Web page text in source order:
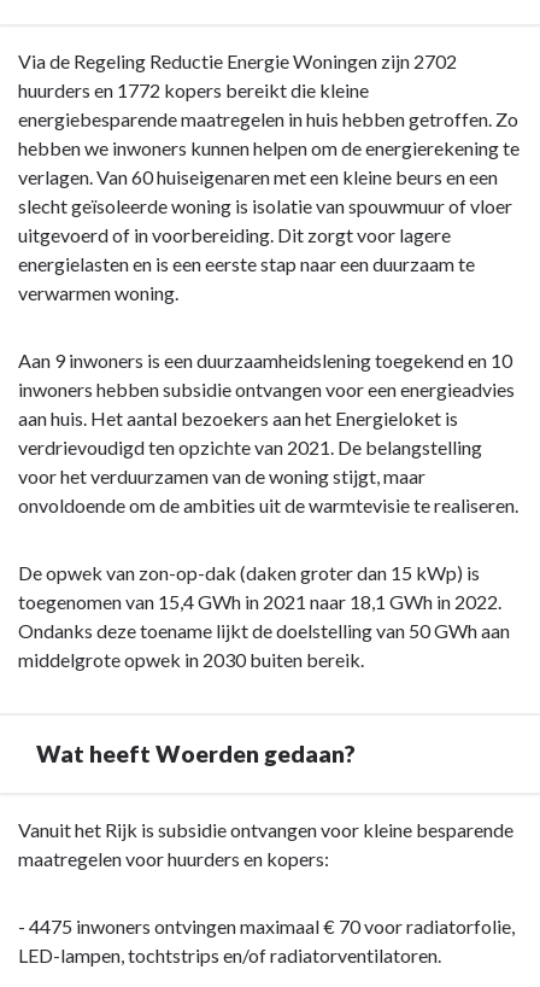
Terug
naar
navigatie
Opgave:
Energietransitie
Wat
heeft
met
deze
opgave
bereikt?
Via de Regeling Reductie Energie Woningen zijn 2702
huurders en 1772 kopers bereikt die kleine
energiebesparende maatregelen in huis hebben getroffen. Zo
hebben we inwoners kunnen helpen om de energierekening te
verlagen. Van 60 huiseigenaren met een kleine beurs en een
slecht geïsoleerde woning is isolatie van spouwmuur of vloer
uitgevoerd of in voorbereiding. Dit zorgt voor lagere
energielasten en is een eerste stap naar een duurzaam te
verwarmen woning.
Aan 9 inwoners is een duurzaamheidslening toegekend en 10
inwoners hebben subsidie ontvangen voor een energieadvies
aan huis. Het aantal bezoekers aan het Energieloket is
verdrievoudigd ten opzichte van 2021. De belangstelling
voor het verduurzamen van de woning stijgt, maar
onvoldoende om de ambities uit de warmtevisie te realiseren.
De opwek van zon-op-dak (daken groter dan 15 kWp) is
toegenomen van 15,4 GWh in 2021 naar 18,1 GWh in 2022.
Ondanks deze toename lijkt de doelstelling van 50 GWh aan
middelgrote opwek in 2030 buiten bereik.
Wat heeft Woerden gedaan?
Terug
naar
Opgave:
Energietransitie
Vanuit het Rijk is subsidie ontvangen voor kleine besparende
maatregelen voor huurders en kopers:
- 4475 inwoners ontvingen maximaal € 70 voor radiatorfolie,
LED-lampen, tochtstrips en/of radiatorventilatoren.